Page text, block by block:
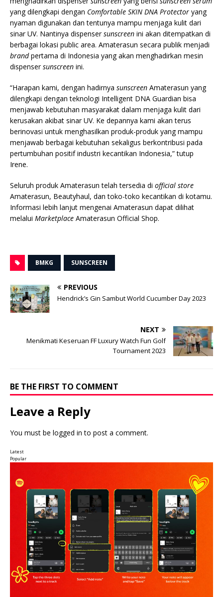
yang dilengkapi dengan Comfortable SKIN DNA Protector yang
nyaman digunakan dan tentunya mampu menjaga kulit dari
sinar UV. Nantinya dispensersunscreen ini akan ditempatkan di
berbagai lokasi public area. Amaterasun secara publik menjadi
brandpertama di Indonesia yang akan menghadirkan mesin
dispensersunscreen ini.
“Harapan kami, dengan hadirnya sunscreen Amaterasun yang
dilengkapi dengan teknologi Intelligent DNA Guardian bisa
menjawab kebutuhan masyarakat dalam menjaga kulit dari
kerusakan akibat sinar UV. Ke depannya kami akan terus
berinovasi untuk menghasilkan produk-produk yang mampu
menjawab berbagai kebutuhan sekaligus berkontribusi pada
pertumbuhan positif industri kecantikan Indonesia,” tutup
Irene.
Seluruh produk Amaterasun telah tersedia di official store
Amaterasun, Beautyhaul, dan toko-toko kecantikan di kotamu.
Informasi lebih lanjut mengenai Amaterasun dapat dilihat
melalui Marketplace Amaterasun Official Shop.
BMKG SUNSCREEN
PREVIOUS
Hendrick’s Gin Sambut World Cucumber Day 2023
NEXT
Menikmati Keseruan FF Luxury Watch Fun Golf
Tournament 2023
BE THE FIRST TO COMMENT
Leave a Reply
You must be logged in to post a comment.
Latest
Popular